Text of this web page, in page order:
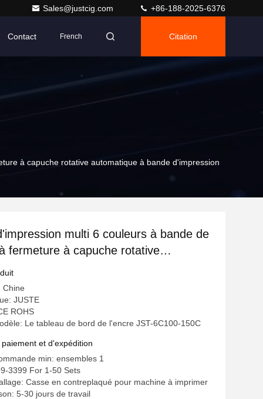
Sales@justcig.com +86-188-2025-6376
Contact French Citation
à capuche rotative automatique à bande d'impression
multi 6 couleurs à bande de
fermeture à capuche rotative
à bande d'impression automatique
de mesure
Chine
JUSTE
ROHS
Le tableau de bord de l'encre JST-6C100-150C
et d'expédition
min: ensembles 1
3399 For 1-50 Sets
Casse en contreplaqué pour machine à imprimer
5-30 jours de travail